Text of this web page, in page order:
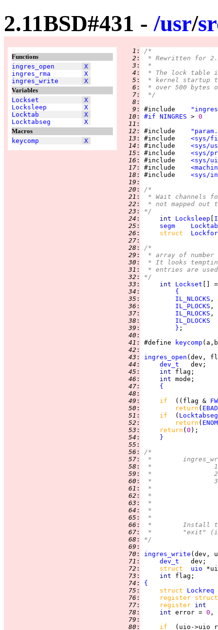
2.11BSD#431 -/usr/
Functions
ingres_open
X
ingres_rma
X
ingres_write
X
Variables
Lockset
X
Locksleep
X
Locktab
X
Locktabseg
X
Macros
keycomp
X
   1
:
/*
   2
:
* Rewritten for
   3
:
*
   4
:
* The lock table
   5
:
* kernel startup
   6
:
* over 500 bytes
   7
:
*/
   8
:
   9
: #include
  10
: #if NINGRES > 0
  11
:
  12
: #include
  13
: #include <sys/
  14
: #include <sys/
  15
: #include <sys/
  16
: #include <sys/
  17
: #include
  18
: #include <sys/
  19
:
  20
:
/*
  21
:
* Wait channels
  22
:
* not mapped out
  23
:
*/
  24
: int Locksleep
  25
: segm
  26
: struct
  27
:
  28
:
/*
  29
:
* array of
  30
:
* It looks
  31
:
* entries are
  32
:
*/
  33
: int Lockset
  34
:
{
  35
: IL_NLOCKS
  36
: IL_PLOCKS
  37
: IL_RLOCKS
  38
:
IL_DLOCKS
  39
: }
  40
:
  41
: #define keycomp
  42
:
  43
:
ingres_open
  44
: dev_t
  45
: int
  46
: int
  47
:
{
  48
:
  49
: if ((flag &
  50
: return (
  51
: if ( Locktabseg
  52
: return (
  53
: return ( 0
  54
:
}
  55
:
  56
:
/*
  57
:
*
  58
:
  59
:
  60
:
  61
:
  62
:
  63
:
  64
:
  65
:
*
  66
:
*	Install
  67
:
*	"exit"
  68
:
*/
  69
:
  70
:
ingres_write
  71
: dev_t
  72
: struct uio
  73
: int
  74
:
{
  75
: struct Lockreq
  76
:
register
  77
: register
  78
: int error = 0
  79
:
  80
: if
(uio-